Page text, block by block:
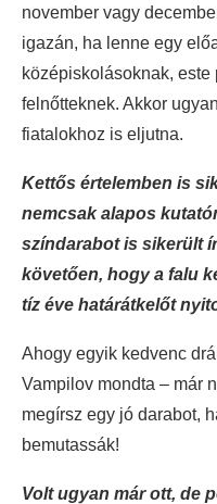
november vagy
igazán, ha lenne egy
középiskolásoknak,
felnőtteknek. Akkor
fiatalokhoz is eljutna.
Kettős értelemben is
nemcsak alapos
színdarabot is sikerült
követően, hogy a falu
tíz éve határátkelőt
Ahogy egyik kedvenc
Vampilov mondta – már
megírsz egy jó darabot,
bemutassák!
Volt ugyan már ott, de